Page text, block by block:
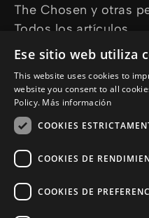
The Chosen y otras
Todos los artículos
Cursos online
¿Cómo podemos
Devocional diario
Necesito oración
Síguenos en
Ese sitio web utiliza
This website uses cookies to
website you consent to all
Policy. Más información
COOKIES
COOKIES DE
COOKIES DE